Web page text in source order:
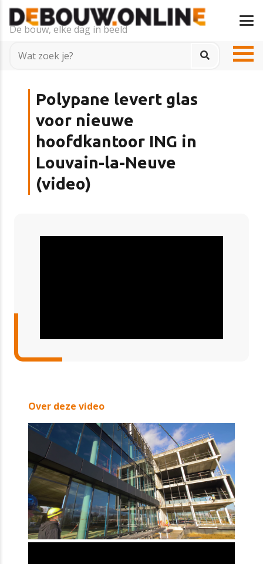
De bouw, elke dag in beeld
Polypane levert glas
voor nieuwe
hoofdkantoor ING in
Louvain-la-Neuve
(video)
Over deze video